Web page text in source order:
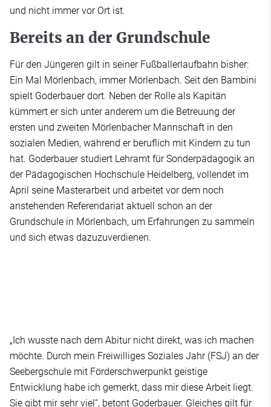
und nicht immer vor Ort ist.
Bereits an der Grundschule
Für den Jüngeren gilt in seiner Fußballerlaufbahn bisher:
Ein Mal Mörlenbach, immer Mörlenbach. Seit den Bambini
spielt Goderbauer dort. Neben der Rolle als Kapitän
kümmert er sich unter anderem um die Betreuung der
ersten und zweiten Mörlenbacher Mannschaft in den
sozialen Medien, während er beruflich mit Kindern zu tun
hat. Goderbauer studiert Lehramt für Sonderpädagogik an
der Pädagogischen Hochschule Heidelberg, vollendet im
April seine Masterarbeit und arbeitet vor dem noch
anstehenden Referendariat aktuell schon an der
Grundschule in Mörlenbach, um Erfahrungen zu sammeln
und sich etwas dazuzuverdienen.
„Ich wusste nach dem Abitur nicht direkt, was ich machen
möchte. Durch mein Freiwilliges Soziales Jahr (FSJ) an der
Seebergschule mit Förderschwerpunkt geistige
Entwicklung habe ich gemerkt, dass mir diese Arbeit liegt.
Sie gibt mir sehr viel“, betont Goderbauer. Gleiches gilt für